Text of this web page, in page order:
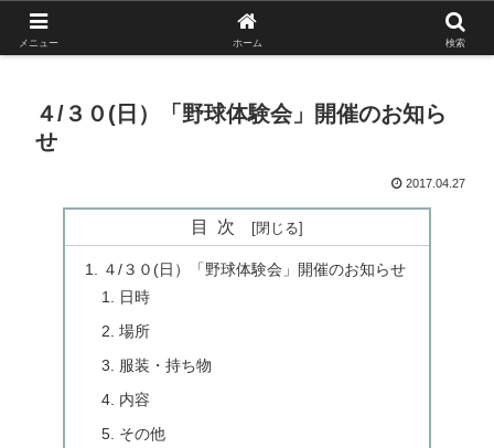
がんばれ！フルスイング！境南ブレーブス！
４/３０(日）「野球体験会」開催のお知ら
せ
2017.04.27
目次
４/３０(日）「野球体験会」開催のお知らせ
日時
場所
服装・持ち物
内容
その他
メニュー ホーム 検索